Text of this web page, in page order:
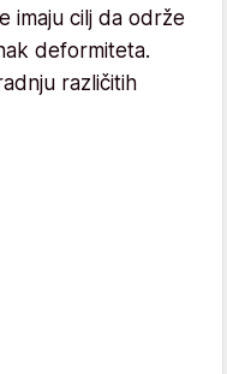
imaju cilj da održe
deformiteta.
različitih